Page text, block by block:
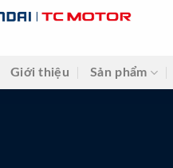
Giới thiệu Sản phẩm